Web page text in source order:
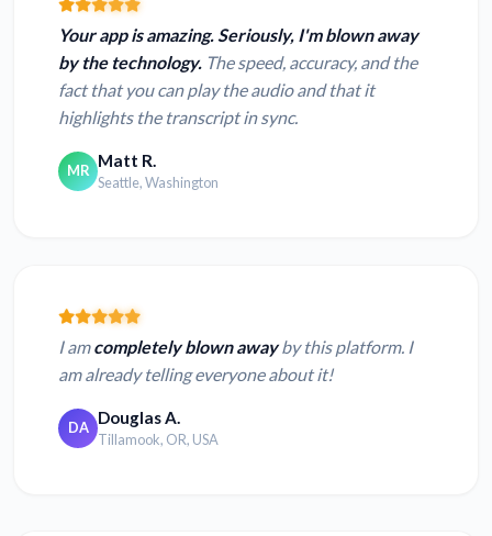
Your app is amazing. Seriously, I'm blown away
by the technology. The speed, accuracy, and the
fact that you can play the audio and that it
highlights the transcript in sync.
MR Matt R.
Seattle, Washington
I amcompletely blown awayby this platform. I
am already telling everyone about it!
DA Douglas A.
Tillamook, OR, USA